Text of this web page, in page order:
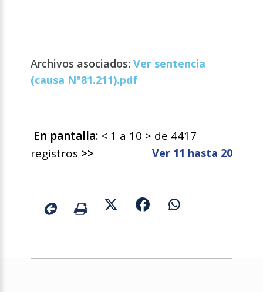
Archivos asociados:Ver sentencia
(causa N°81.211).pdf
En pantalla: < 1 a 10 > de 4417
registros
Ver 11 hasta 20
>>